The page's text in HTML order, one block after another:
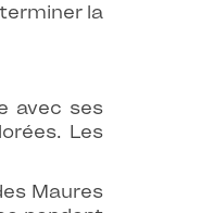
la
avec ses
Les
Maures